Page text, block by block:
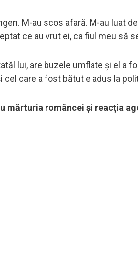
M-au scos afară. M-au luat
ce au vrut ei, ca fiul meu să
lui, are buzele umflate şi el a
care a fost bătut e adus la
mărturia româncei şi reacţia